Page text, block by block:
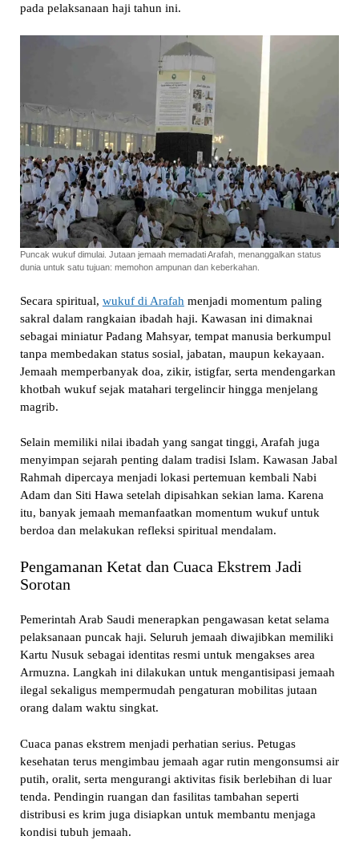
pada pelaksanaan haji tahun ini.
Puncak wukuf dimulai. Jutaan jemaah memadati Arafah, menanggalkan status
dunia untuk satu tujuan: memohon ampunan dan keberkahan.
Secara spiritual, wukuf di Arafah menjadi momentum paling
sakral dalam rangkaian ibadah haji. Kawasan ini dimaknai
sebagai miniatur Padang Mahsyar, tempat manusia berkumpul
tanpa membedakan status sosial, jabatan, maupun kekayaan.
Jemaah memperbanyak doa, zikir, istigfar, serta mendengarkan
khotbah wukuf sejak matahari tergelincir hingga menjelang
magrib.
Selain memiliki nilai ibadah yang sangat tinggi, Arafah juga
menyimpan sejarah penting dalam tradisi Islam. Kawasan Jabal
Rahmah dipercaya menjadi lokasi pertemuan kembali Nabi
Adam dan Siti Hawa setelah dipisahkan sekian lama. Karena
itu, banyak jemaah memanfaatkan momentum wukuf untuk
berdoa dan melakukan refleksi spiritual mendalam.
Pengamanan Ketat dan Cuaca Ekstrem Jadi
Sorotan
Pemerintah Arab Saudi menerapkan pengawasan ketat selama
pelaksanaan puncak haji. Seluruh jemaah diwajibkan memiliki
Kartu Nusuk sebagai identitas resmi untuk mengakses area
Armuzna. Langkah ini dilakukan untuk mengantisipasi jemaah
ilegal sekaligus mempermudah pengaturan mobilitas jutaan
orang dalam waktu singkat.
Cuaca panas ekstrem menjadi perhatian serius. Petugas
kesehatan terus mengimbau jemaah agar rutin mengonsumsi air
putih, oralit, serta mengurangi aktivitas fisik berlebihan di luar
tenda. Pendingin ruangan dan fasilitas tambahan seperti
distribusi es krim juga disiapkan untuk membantu menjaga
kondisi tubuh jemaah.